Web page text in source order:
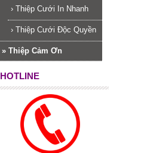
› Thiệp Cưới In Nhanh
› Thiệp Cưới Độc Quyền
» Thiệp Cảm Ơn
HOTLINE